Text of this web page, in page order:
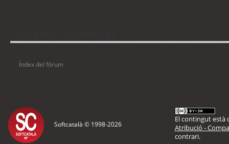
Índex del fòrum
Softcatalà © 1998-2026
El contingut està
Atribució -
contrari.